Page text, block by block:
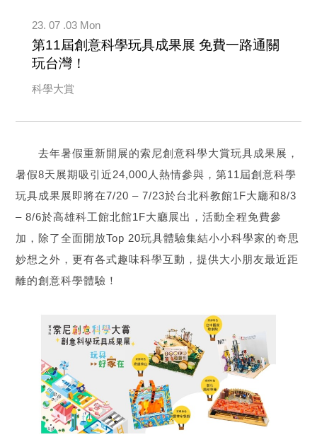
23. 07 .03 Mon
第11屆創意科學玩具成果展 免費一路通關
玩台灣！
科學大賞
去年暑假重新開展的索尼創意科學大賞玩具成果展，
暑假8天展期吸引近24,000人熱情參與，第11屆創意科學
玩具成果展即將在7/20 – 7/23於台北科教館1F大廳和8/3
– 8/6於高雄科工館北館1F大廳展出，活動全程免費參
加，除了全面開放Top 20玩具體驗集結小小科學家的奇思
妙想之外，更有各式趣味科學互動，提供大小朋友最近距
離的創意科學體驗！